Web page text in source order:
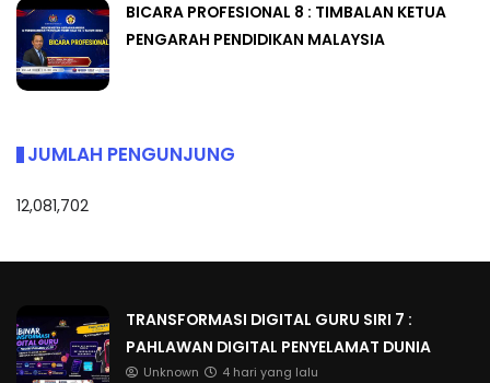
BICARA PROFESIONAL 8 : TIMBALAN KETUA
PENGARAH PENDIDIKAN MALAYSIA
JUMLAH PENGUNJUNG
12,081,702
TRANSFORMASI DIGITAL GURU SIRI 7 :
PAHLAWAN DIGITAL PENYELAMAT DUNIA
Unknown 4 hari yang lalu